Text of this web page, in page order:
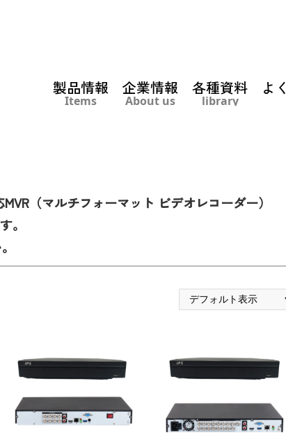
製品情報
Items
企業情報
About us
各種資料
library
よ
（マルチフォーマット ビデオレコーダー）
。